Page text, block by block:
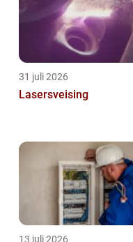
31 juli 2026
Lasersveising
13 juli 2026